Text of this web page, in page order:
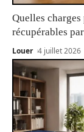
Quelles
récupérables
Louer 4 juillet 2026